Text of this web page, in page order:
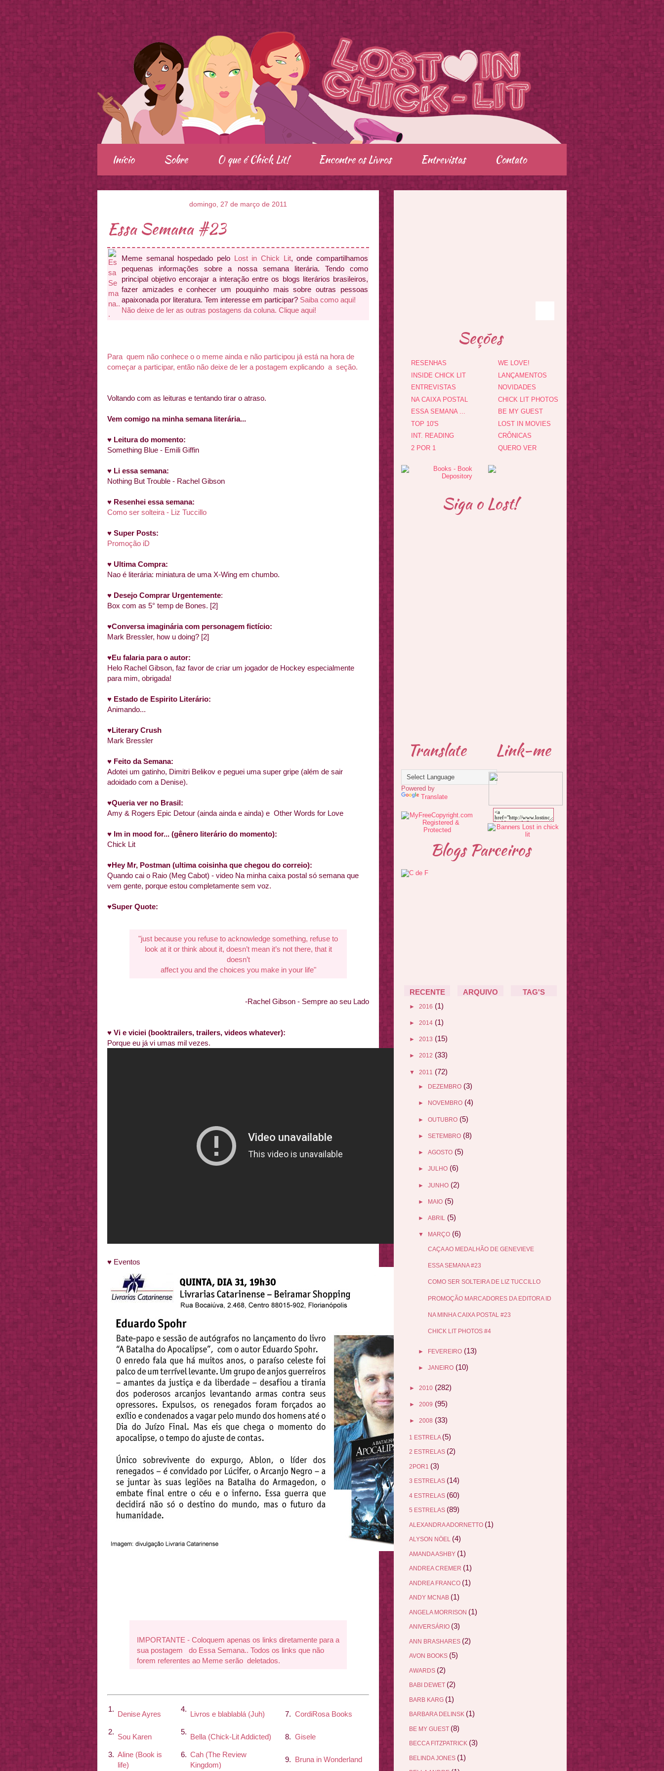
.
Início Sobre O que é Chick Lit! Encontre os Livros Entrevistas Contato
domingo, 27 de março de 2011
Essa Semana #23
Meme semanal hospedado pelo Lost in Chick Lit, onde compartilhamos
pequenas informações sobre a nossa semana literária. Tendo como
principal objetivo encorajar a interação entre os blogs literários brasileiros,
fazer amizades e conhecer um pouquinho mais sobre outras pessoas
apaixonada por literatura. Tem interesse em participar? Saiba como aqui!
Não deixe de ler as outras postagens da coluna. Clique aqui!
Para quem não conhece o o meme ainda e não participou já está na hora de
começar a participar, então não deixe de ler a postagem explicando a seção.
Voltando com as leituras e tentando tirar o atraso.
Vem comigo na minha semana literária...
♥ Leitura do momento:
Something Blue - Emili Giffin
♥ Li essa semana:
Nothing But Trouble - Rachel Gibson
♥ Resenhei essa semana:
Como ser solteira - Liz Tuccillo
♥ Super Posts:
Promoção iD
♥ Ultima Compra:
Nao é literária: miniatura de uma X-Wing em chumbo.
♥ Desejo Comprar Urgentemente:
Box com as 5° temp de Bones. [2]
♥Conversa imaginária com personagem fictício:
Mark Bressler, how u doing? [2]
♥Eu falaria para o autor:
Helo Rachel Gibson, faz favor de criar um jogador de Hockey especialmente
para mim, obrigada!
♥ Estado de Espirito Literário:
Animando...
♥Literary Crush
Mark Bressler
♥ Feito da Semana:
Adotei um gatinho, Dimitri Belikov e peguei uma super gripe (além de sair
adoidado com a Denise).
♥Queria ver no Brasil:
Amy & Rogers Epic Detour (ainda ainda e ainda) e Other Words for Love
♥ Im in mood for... (gênero literário do momento):
Chick Lit
♥Hey Mr, Postman (ultima coisinha que chegou do correio):
Quando cai o Raio (Meg Cabot) - video Na minha caixa postal só semana que
vem gente, porque estou completamente sem voz.
♥Super Quote:
"just because you refuse to acknowledge something, refuse to
look at it or think about it, doesn’t mean it’s not there, that it
doesn’t
affect you and the choices you make in your life"
-Rachel Gibson - Sempre ao seu Lado
♥ Vi e viciei (booktrailers, trailers, videos whatever):
Porque eu já vi umas mil vezes.
♥ Eventos
IMPORTANTE - Coloquem apenas os links diretamente para a
sua postagem do Essa Semana.. Todos os links que não
forem referentes ao Meme serão deletados.
1.
Denise Ayres
4.
Livros e blablablá (Juh) 7. CordiRosa Books
2.
Sou Karen
5.
Bella (Chick-Lit Addicted) 8. Gisele
3. Aline (Book is
life)
6. Cah (The Review
Kingdom)
9. Bruna in Wonderland
Seções
RESENHAS
INSIDE CHICK LIT
ENTREVISTAS
NA CAIXA POSTAL
ESSA SEMANA ...
TOP 10'S
INT. READING
2 POR 1
WE LOVE!
LANÇAMENTOS
NOVIDADES
CHICK LIT PHOTOS
BE MY GUEST
LOST IN MOVIES
CRÔNICAS
QUERO VER
Siga o Lost!
Translate
Powered by
Translate
Link-me
Blogs Parceiros
RECENTE ARQUIVO TAG'S
► 2016 (1)
► 2014 (1)
► 2013 (15)
► 2012 (33)
▼ 2011 (72)
► DEZEMBRO (3)
► NOVEMBRO (4)
► OUTUBRO (5)
► SETEMBRO (8)
► AGOSTO (5)
► JULHO (6)
► JUNHO (2)
► MAIO (5)
► ABRIL (5)
▼ MARÇO (6)
CAÇA AO MEDALHÃO DE GENEVIEVE
ESSA SEMANA #23
COMO SER SOLTEIRA DE LIZ TUCCILLO
PROMOÇÃO MARCADORES DA EDITORA ID
NA MINHA CAIXA POSTAL #23
CHICK LIT PHOTOS #4
► FEVEREIRO (13)
► JANEIRO (10)
► 2010 (282)
► 2009 (95)
► 2008 (33)
1 ESTRELA (5)
2 ESTRELAS (2)
2POR1 (3)
3 ESTRELAS (14)
4 ESTRELAS (60)
5 ESTRELAS (89)
ALEXANDRA ADORNETTO (1)
ALYSON NÖEL (4)
AMANDA ASHBY (1)
ANDREA CREMER (1)
ANDREA FRANCO (1)
ANDY MCNAB (1)
ANGELA MORRISON (1)
ANIVERSÁRIO (3)
ANN BRASHARES (2)
AVON BOOKS (5)
AWARDS (2)
BABI DEWET (2)
BARB KARG (1)
BARBARA DELINSK (1)
BE MY GUEST (8)
BECCA FITZPATRICK (3)
BELINDA JONES (1)